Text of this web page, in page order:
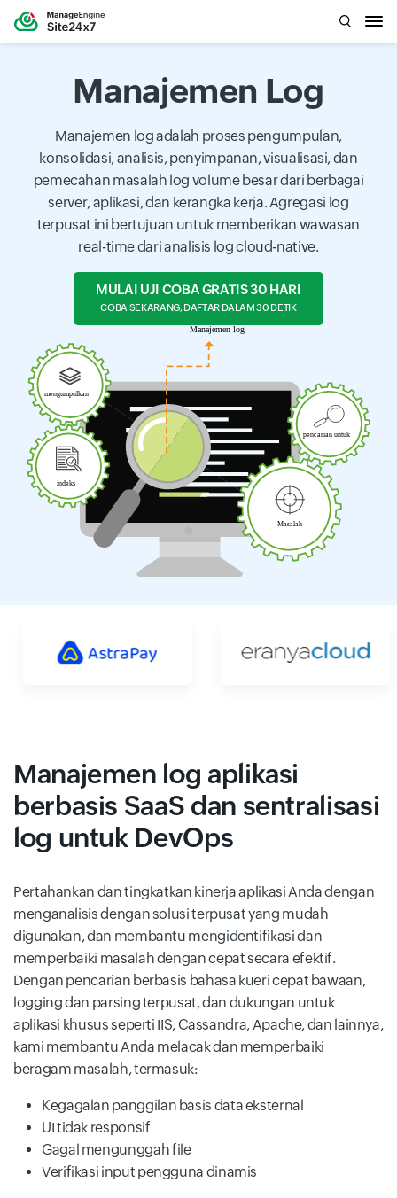
Manajemen Log
Manajemen log adalah proses pengumpulan,
konsolidasi, analisis, penyimpanan, visualisasi, dan
pemecahan masalah log volume besar dari berbagai
server, aplikasi, dan kerangka kerja. Agregasi log
terpusat ini bertujuan untuk memberikan wawasan
real-time dari analisis log cloud-native.
MULAI UJI COBA GRATIS 30 HARI
COBA SEKARANG, DAFTAR DALAM 30 DETIK
Manajemen log aplikasi
berbasis SaaS dan sentralisasi
log untuk DevOps
Pertahankan dan tingkatkan kinerja aplikasi Anda dengan
menganalisis dengan solusi terpusat yang mudah
digunakan, dan membantu mengidentifikasi dan
memperbaiki masalah dengan cepat secara efektif.
Dengan pencarian berbasis bahasa kueri cepat bawaan,
logging dan parsing terpusat, dan dukungan untuk
aplikasi khusus seperti IIS, Cassandra, Apache, dan lainnya,
kami membantu Anda melacak dan memperbaiki
beragam masalah, termasuk:
Kegagalan panggilan basis data eksternal
UI tidak responsif
Gagal mengunggah file
Verifikasi input pengguna dinamis